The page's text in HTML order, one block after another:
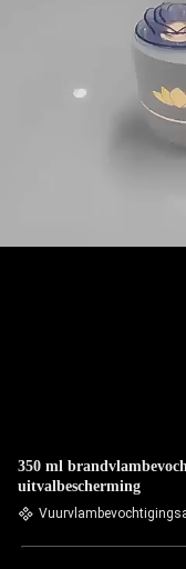
350 ml
uitvalbescherming